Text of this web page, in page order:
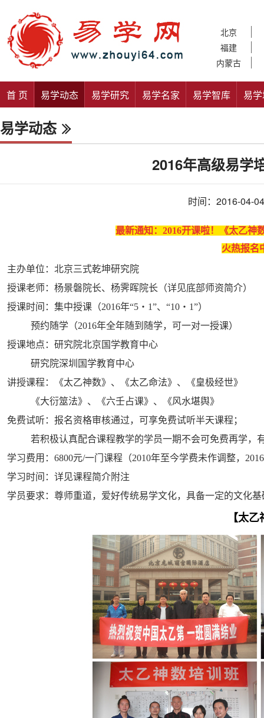
北京
福建
内蒙古
首 页 易学动态 易学研究 易学名家 易学智库 易
易学动态
2016年高级易学
时间：2016-04-04
最新通知：2016开课啦！
《太乙神
火热报名
主办单位：北京三式乾坤研究院
授课老师：杨景磐院长、杨霁晖院长（详见底部师资简介）
授课时间：集中授课（2016年“5・1”、“10・1”）
预约随学（2016年全年随到随学，可一对一授课）
授课地点：研究院北京国学教育中心
研究院深圳国学教育中心
讲授课程：《太乙神数》、《太乙命法》、《皇极经世》
《大衍筮法》、《六壬占课》、《风水堪舆》
免费试听：报名资格审核通过，可享免费试听半天课程；
若积极认真配合课程教学的学员一期不会可免费再学，
学习费用：6800元/一门课程（2010年至今学费未作调整，
学习时间：详见课程简介附注
学员要求：尊师重道，爱好传统易学文化，具备一定的文化基
【太